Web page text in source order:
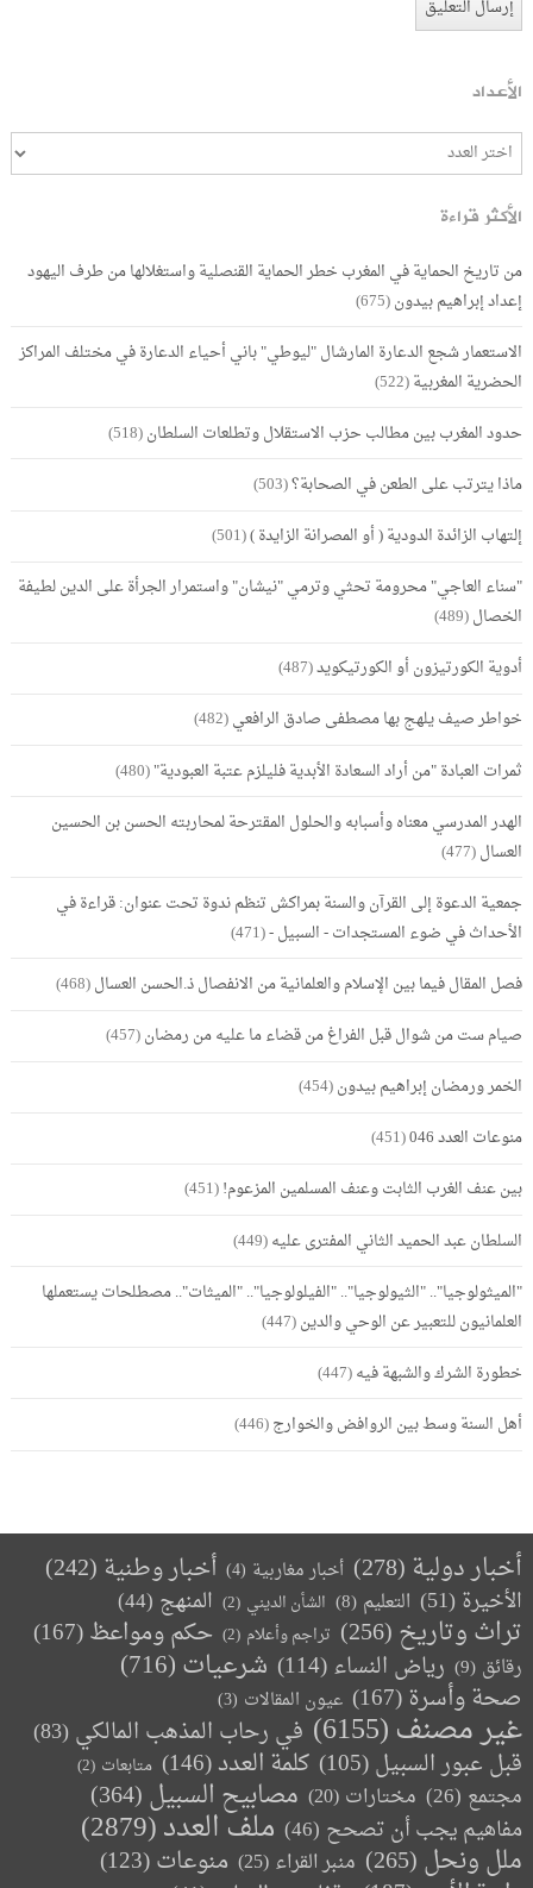
الأعداد
الأكثر قراءة
من تاريخ الحماية في المغرب خطر الحماية القنصلية واستغلالها من طرف اليهود
إعداد إبراهيم بيدون(675)
الاستعمار شجع الدعارة المارشال "ليوطي" باني أحياء الدعارة في مختلف المراكز
الحضرية المغربية(522)
حدود المغرب بين مطالب حزب الاستقلال وتطلعات السلطان(518)
ماذا يترتب على الطعن في الصحابة؟(503)
إلتهاب الزائدة الدودية ( أو المصرانة الزايدة )(501)
"سناء العاجي" محرومة تحثي وترمي "نيشان" واستمرار الجرأة على الدين لطيفة
الخصال(489)
أدوية الكورتيزون أو الكورتيكويد(487)
خواطر صيف يلهج بها مصطفى صادق الرافعي(482)
ثمرات العبادة "من أراد السعادة الأبدية فليلزم عتبة العبودية"(480)
الهدر المدرسي معناه وأسبابه والحلول المقترحة لمحاربته الحسن بن الحسين
العسال(477)
جمعية الدعوة إلى القرآن والسنة بمراكش تنظم ندوة تحت عنوان: قراءة في
الأحداث في ضوء المستجدات - السبيل -(471)
فصل المقال فيما بين الإسلام والعلمانية من الانفصال ذ.الحسن العسال(468)
صيام ست من شوال قبل الفراغ من قضاء ما عليه من رمضان(457)
الخمر ورمضان إبراهيم بيدون(454)
منوعات العدد 046
(451)
بين عنف الغرب الثابت وعنف المسلمين المزعوم!(451)
السلطان عبد الحميد الثاني المفترى عليه(449)
"الميثولوجيا".. "الثيولوجيا".. "الفيلولوجيا".. "الميثات".. مصطلحات يستعملها
العلمانيون للتعبير عن الوحي والدين(447)
خطورة الشرك والشبهة فيه(447)
أهل السنة وسط بين الروافض والخوارج(446)
أخبار دولية (278) أخبار مغاربية (4) أخبار وطنية(242)
الأخيرة (51) التعليم (8) الشأن الديني (2) المنهج (44)
تراث وتاريخ(256) تراجم وأعلام (2) حكم ومواعظ(167)
رقائق (9) رياض النساء(114) شرعيات(716)
صحة وأسرة(167) عيون المقالات (3)
غير مصنف(6155) في رحاب المذهب المالكي (83)
قبل عبور السبيل(105) كلمة العدد(146) متابعات (2)
مجتمع (26) مختارات (20) مصابيح السبيل(364)
مفاهيم يجب أن تصحح (46) ملف العدد(2879)
ملل ونحل(265) منبر القراء(25) منوعات(123)